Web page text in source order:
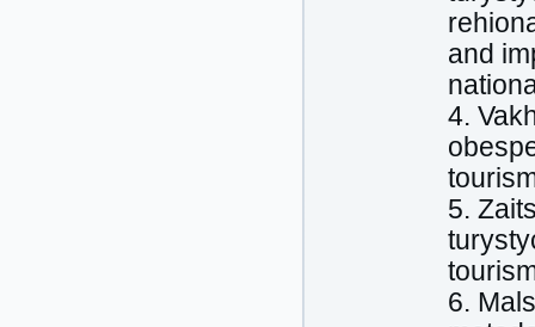
and
4.
5.
6.